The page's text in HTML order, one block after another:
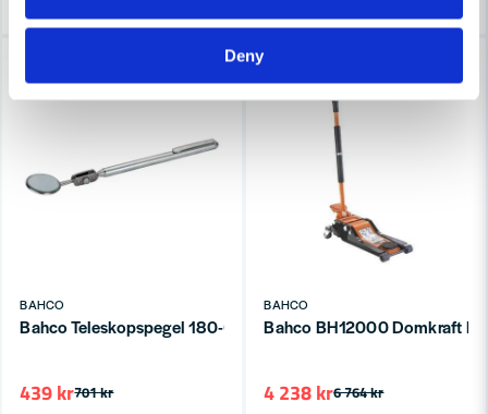
Deny
BAHCO
Bahco Teleskopspegel 180-655 mm
701 kr
439 kr
BAHCO
Bahco BH12000 Domkraft
6 764 kr
4 238 kr